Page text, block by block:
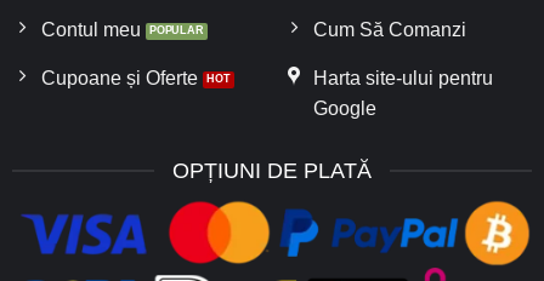
Contul meu
Cupoane și Oferte
Cum Să Comanzi
Harta site-ului pentru
Google
OPȚIUNI DE PLATĂ